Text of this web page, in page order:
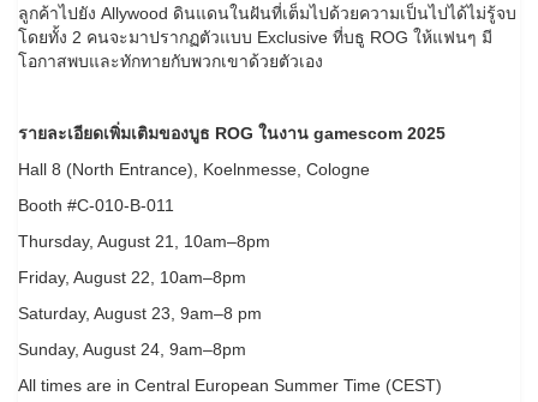
ลูกค้าไปยัง Allywood ดินแดนในฝันที่เต็มไปด้วยความเป็นไปได้ไม่รู้จบ
โดยทั้ง 2 คนจะมาปรากฏตัวแบบ Exclusive ที่บธู ROG ให้แฟนๆ มี
โอกาสพบและทักทายกับพวกเขาด้วยตัวเอง
รายละเอียดเพิ่มเติมของบูธ ROG ในงาน gamescom 2025
Hall 8 (North Entrance), Koelnmesse, Cologne
Booth #C-010-B-011
Thursday, August 21, 10am–8pm
Friday, August 22, 10am–8pm
Saturday, August 23, 9am–8 pm
Sunday, August 24, 9am–8pm
All times are in Central European Summer Time (CEST)